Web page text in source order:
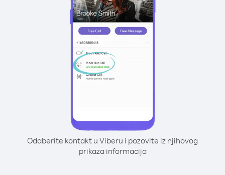
Odaberite kontakt u Viberu i pozovite iz njihovog
prikaza informacija